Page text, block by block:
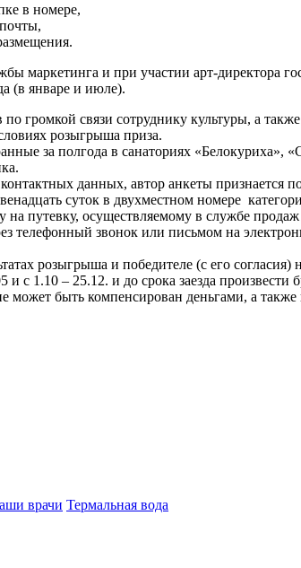
в номере,
маркетинга и при участии арт-директора
(в январе и июле).
громкой связи сотруднику культуры, а
розыгрыша приза.
за полгода в санаториях
данных, автор анкеты признается
суток в двухместном номере
путевку, осуществляемому в службе продаж
звонок или письмом на
розыгрыша и победителе (с его
и с 1.10 – 25.12. и до срока заезда
может быть компенсирован деньгами, а
врачи Термальная вода